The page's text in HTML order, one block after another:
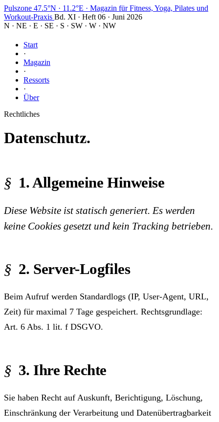
Pulszone 47.5°N · 11.2°E · Magazin für Fitness, Yoga, Pilates und
Workout-Praxis Bd. XI · Heft 06 · Juni 2026
N · NE · E · SE · S · SW · W · NW
Start
·
Magazin
·
Ressorts
·
Über
Rechtliches
Datenschutz.
1. Allgemeine Hinweise
Diese Website ist statisch generiert. Es werden
keine Cookies gesetzt und kein Tracking betrieben.
2. Server-Logfiles
Beim Aufruf werden Standardlogs (IP, User-Agent, URL,
Zeit) für maximal 7 Tage gespeichert. Rechtsgrundlage:
Art. 6 Abs. 1 lit. f DSGVO.
3. Ihre Rechte
Sie haben Recht auf Auskunft, Berichtigung, Löschung,
Einschränkung der Verarbeitung und Datenübertragbarkeit